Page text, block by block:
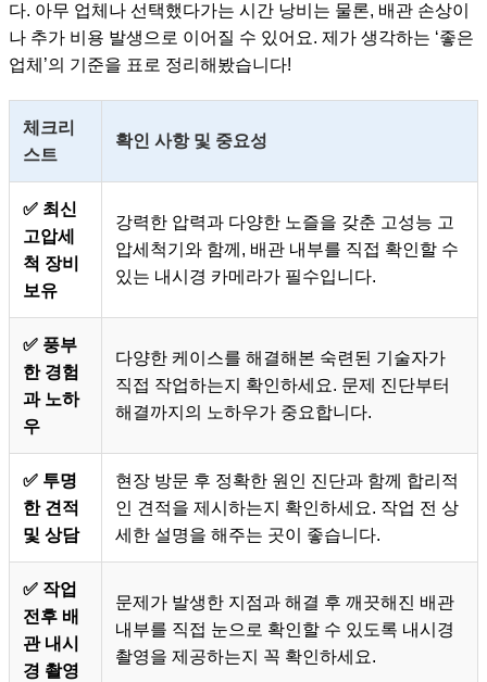
다. 아무 업체나 선택했다가는 시간 낭비는 물론, 배관 손상이
나 추가 비용 발생으로 이어질 수 있어요. 제가 생각하는 ‘좋은
업체’의 기준을 표로 정리해봤습니다!
체크리
스트
확인 사항 및 중요성
✅ 최신
고압세
척 장비
보유
강력한 압력과 다양한 노즐을 갖춘 고성능 고
압세척기와 함께, 배관 내부를 직접 확인할 수
있는 내시경 카메라가 필수입니다.
✅ 풍부
한 경험
과 노하
우
다양한 케이스를 해결해본 숙련된 기술자가
직접 작업하는지 확인하세요. 문제 진단부터
해결까지의 노하우가 중요합니다.
✅ 투명
한 견적
및 상담
현장 방문 후 정확한 원인 진단과 함께 합리적
인 견적을 제시하는지 확인하세요. 작업 전 상
세한 설명을 해주는 곳이 좋습니다.
✅ 작업
전후 배
관 내시
경 촬영
문제가 발생한 지점과 해결 후 깨끗해진 배관
내부를 직접 눈으로 확인할 수 있도록 내시경
촬영을 제공하는지 꼭 확인하세요.